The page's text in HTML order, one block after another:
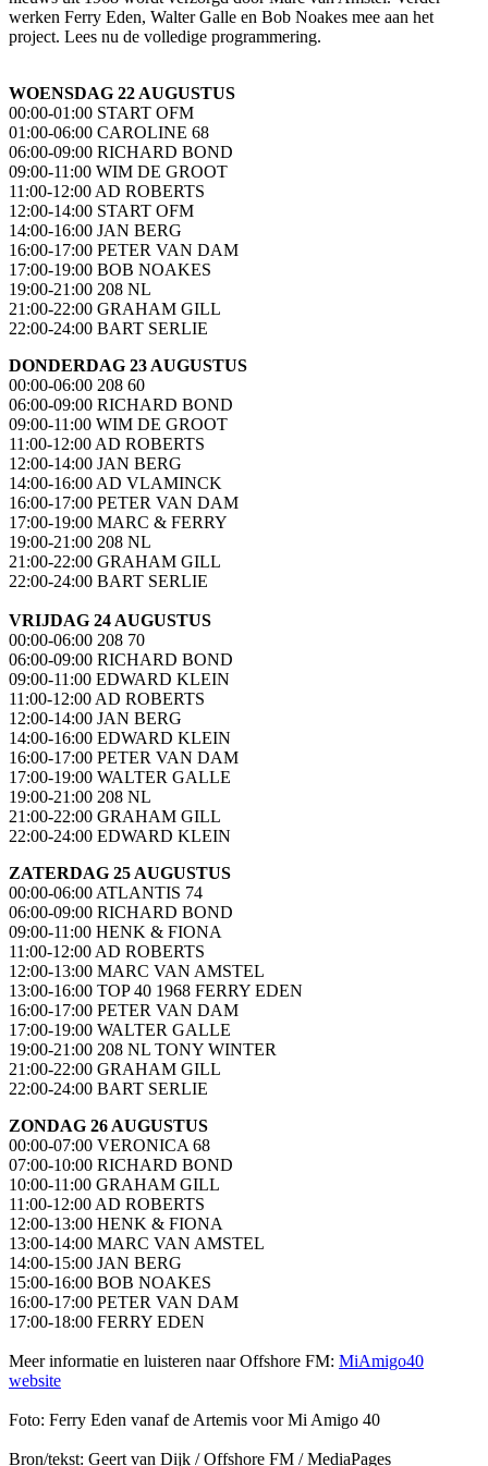
werken Ferry Eden, Walter Galle en Bob Noakes mee aan het
project. Lees nu de volledige programmering.
WOENSDAG 22 AUGUSTUS
00:00-01:00 START OFM
01:00-06:00 CAROLINE 68
06:00-09:00 RICHARD BOND
09:00-11:00 WIM DE GROOT
11:00-12:00 AD ROBERTS
12:00-14:00 START OFM
14:00-16:00 JAN BERG
16:00-17:00 PETER VAN DAM
17:00-19:00 BOB NOAKES
19:00-21:00 208 NL
21:00-22:00 GRAHAM GILL
22:00-24:00 BART SERLIE
DONDERDAG 23 AUGUSTUS
00:00-06:00 208 60
06:00-09:00 RICHARD BOND
09:00-11:00 WIM DE GROOT
11:00-12:00 AD ROBERTS
12:00-14:00 JAN BERG
14:00-16:00 AD VLAMINCK
16:00-17:00 PETER VAN DAM
17:00-19:00 MARC & FERRY
19:00-21:00 208 NL
21:00-22:00 GRAHAM GILL
22:00-24:00 BART SERLIE
VRIJDAG 24 AUGUSTUS
00:00-06:00 208 70
06:00-09:00 RICHARD BOND
09:00-11:00 EDWARD KLEIN
11:00-12:00 AD ROBERTS
12:00-14:00 JAN BERG
14:00-16:00 EDWARD KLEIN
16:00-17:00 PETER VAN DAM
17:00-19:00 WALTER GALLE
19:00-21:00 208 NL
21:00-22:00 GRAHAM GILL
22:00-24:00 EDWARD KLEIN
ZATERDAG 25 AUGUSTUS
00:00-06:00 ATLANTIS 74
06:00-09:00 RICHARD BOND
09:00-11:00 HENK & FIONA
11:00-12:00 AD ROBERTS
12:00-13:00 MARC VAN AMSTEL
13:00-16:00 TOP 40 1968 FERRY EDEN
16:00-17:00 PETER VAN DAM
17:00-19:00 WALTER GALLE
19:00-21:00 208 NL TONY WINTER
21:00-22:00 GRAHAM GILL
22:00-24:00 BART SERLIE
ZONDAG 26 AUGUSTUS
00:00-07:00 VERONICA 68
07:00-10:00 RICHARD BOND
10:00-11:00 GRAHAM GILL
11:00-12:00 AD ROBERTS
12:00-13:00 HENK & FIONA
13:00-14:00 MARC VAN AMSTEL
14:00-15:00 JAN BERG
15:00-16:00 BOB NOAKES
16:00-17:00 PETER VAN DAM
17:00-18:00 FERRY EDEN
Meer informatie en luisteren naar Offshore FM: MiAmigo40
website
Foto: Ferry Eden vanaf de Artemis voor Mi Amigo 40
Bron/tekst: Geert van Dijk / Offshore FM / MediaPages